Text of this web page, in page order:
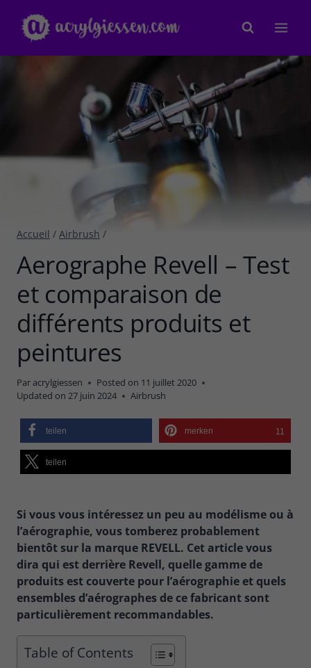
contenu
Accueil / Airbrush /
Aerographe Revell – Test
et comparaison de
différents produits et
peintures
Paracrylgiessen Posted on 11 juillet 2020
Updated on 27 juin 2024 Airbrush
teilen merken 11
teilen
Si vous vous intéressez un peu au modélisme ou à
l’aérographie, vous tomberez probablement
bientôt sur la marque REVELL. Cet article vous
dira qui est derrière Revell, quelle gamme de
produits est couverte pour l’aérographie et quels
ensembles d’aérographes de ce fabricant sont
particulièrement recommandables.
Table of Contents